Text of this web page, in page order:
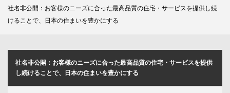
社名非公開：お客様のニーズに合った最高品質の住宅・サービスを提供し続
けることで、日本の住まいを豊かにする
社名非公開：お客様のニーズに合った最高品質の住宅・サービスを提供
し続けることで、日本の住まいを豊かにする